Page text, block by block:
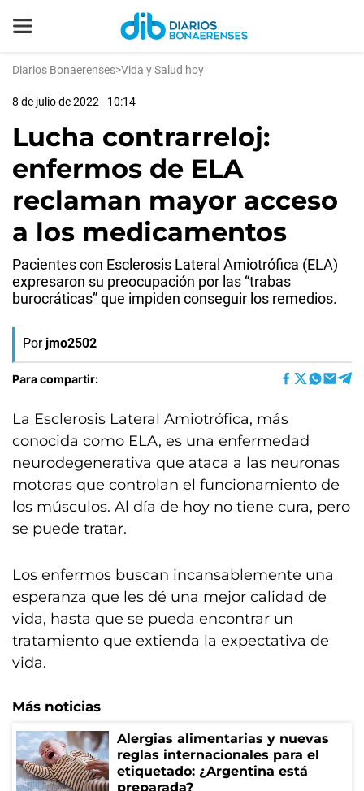
Diarios Bonaerenses>Vida y Salud hoy
8 de julio de 2022 - 10:14
Lucha contrarreloj:
enfermos de ELA
reclaman mayor acceso
a los medicamentos
Pacientes con Esclerosis Lateral Amiotrófica (ELA)
expresaron su preocupación por las “trabas
burocráticas” que impiden conseguir los remedios.
Por jmo2502
Para compartir:
La Esclerosis Lateral Amiotrófica, más
conocida como ELA, es una enfermedad
neurodegenerativa que ataca a las neuronas
motoras que controlan el funcionamiento de
los músculos. Al día de hoy no tiene cura, pero
se puede tratar.
Los enfermos buscan incansablemente una
esperanza que les dé una mejor calidad de
vida, hasta que se pueda encontrar un
tratamiento que extienda la expectativa de
vida.
Más noticias
Alergias alimentarias y nuevas
reglas internacionales para el
etiquetado: ¿Argentina está
preparada?